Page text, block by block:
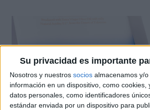
Su privacidad es importante
Nosotros y nuestros socios almacenamos y/
información en un dispositivo, como cookies,
datos personales, como identificadores
estándar enviada por un dispositivo para